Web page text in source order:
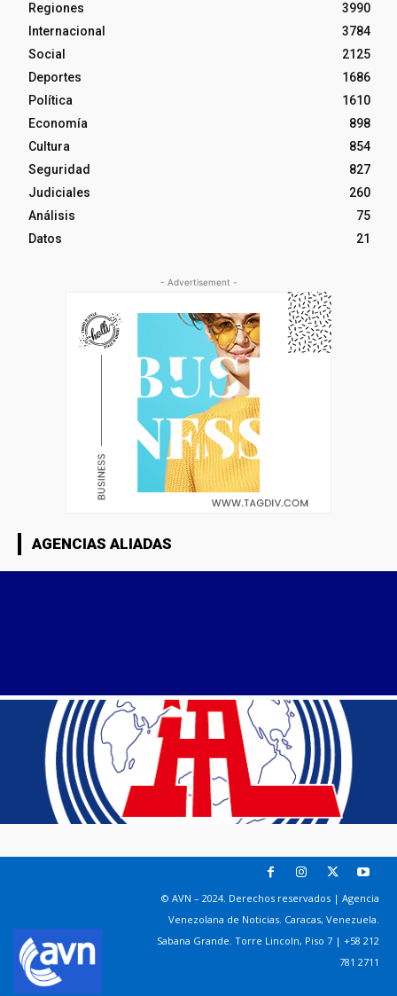
Regiones
3990
Internacional
3784
Social
2125
Deportes
1686
Política
1610
Economía
898
Cultura
854
Seguridad
827
Judiciales
260
Análisis
75
Datos
21
- Advertisement -
AGENCIAS ALIADAS
© AVN – 2024. Derechos reservados | Agencia
Venezolana de Noticias. Caracas, Venezuela.
Sabana Grande. Torre Lincoln, Piso 7 | +58 212
781 2711